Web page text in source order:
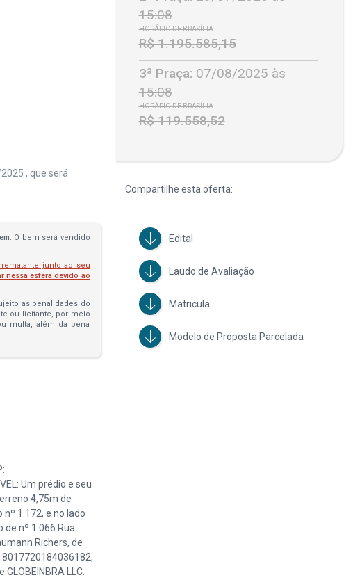
, que será
O bem será vendido
junto ao seu
nessa esfera devido ao
as penalidades do
ou licitante, por meio
multa, além da pena
Um prédio e seu
4,75m de
1.172, e no lado
nº 1.066 Rua
Richers, de
LLC.
15:08
HORÁRIO DE BRASÍLIA
R$ 1.195.585,15
3ª Praça:07/08/2025 às
15:08
HORÁRIO DE BRASÍLIA
R$ 119.558,52
Compartilhe esta oferta:
Edital
Laudo de Avaliação
Matricula
Modelo de Proposta Parcelada